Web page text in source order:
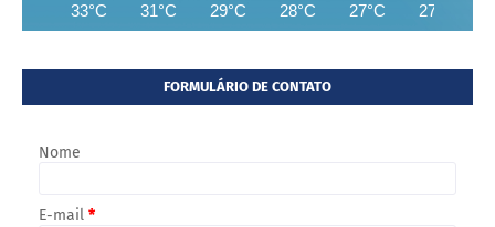
33°C 31°C 29°C 28°C 27°C 27°C
FORMULÁRIO DE CONTATO
Nome
E-mail *